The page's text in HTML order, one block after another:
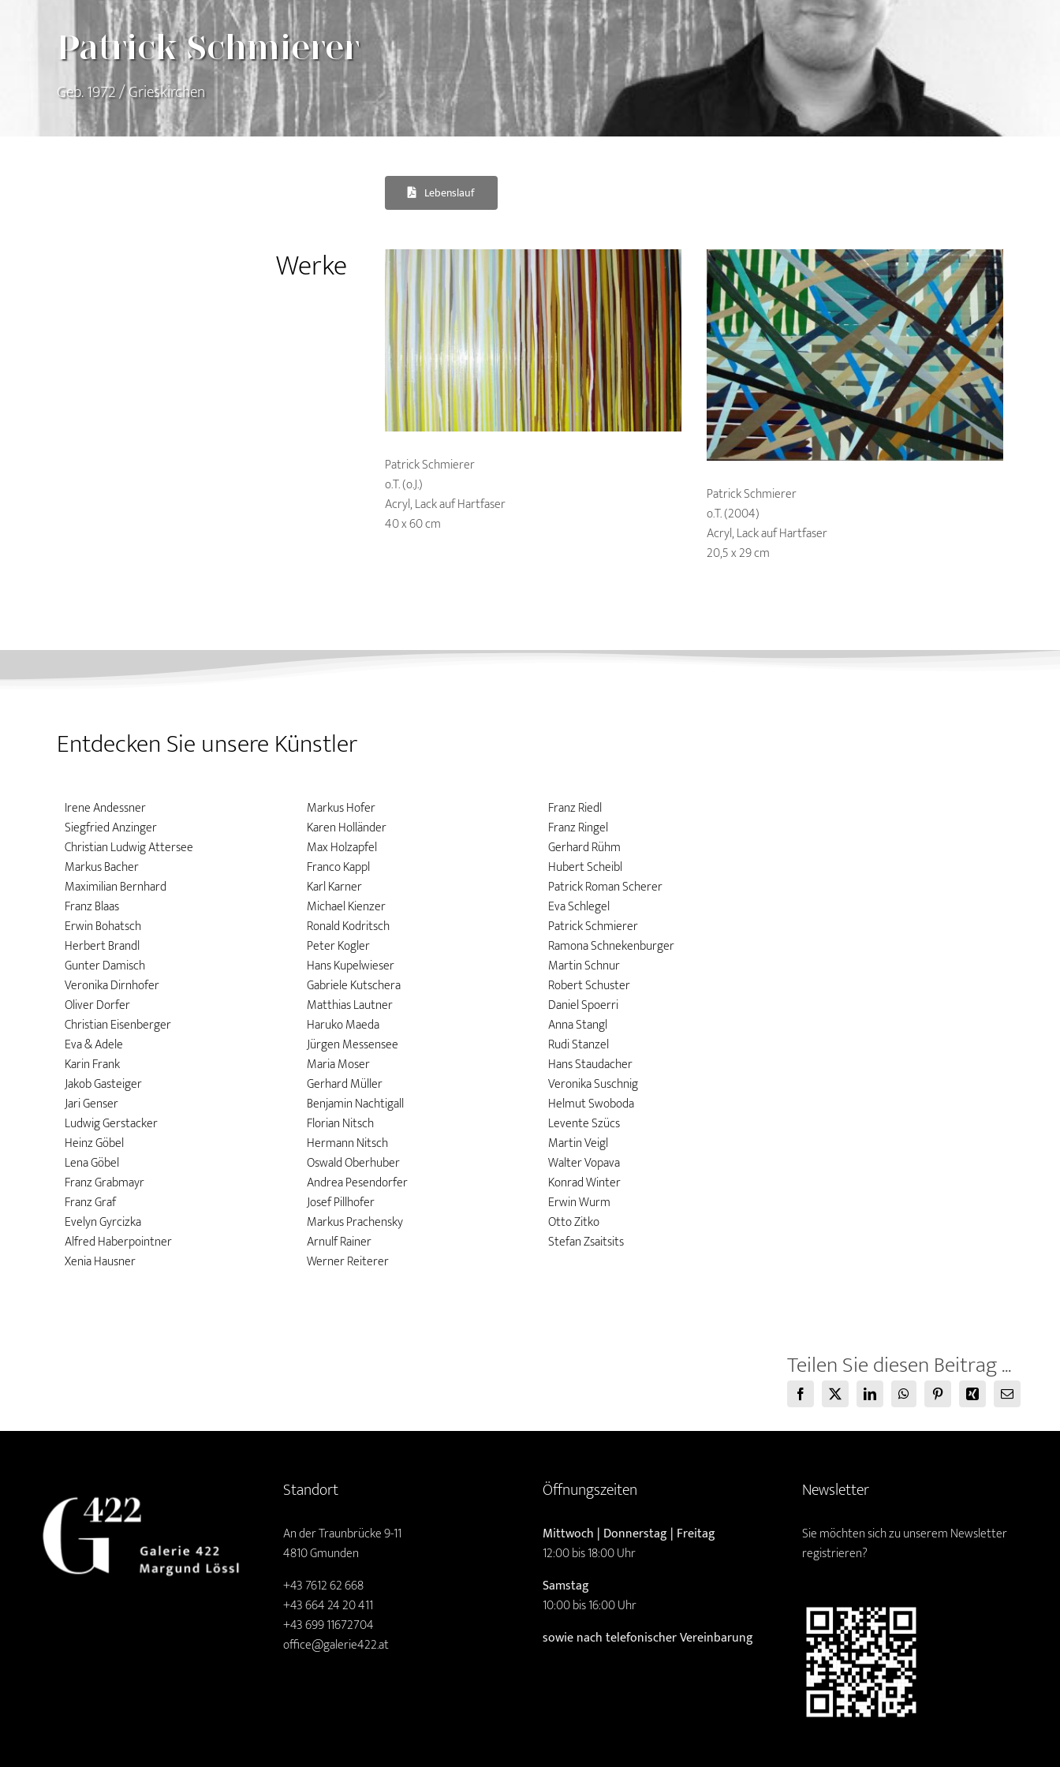
Patrick Schmierer
Geb. 1972 / Grieskirchen
Lebenslauf
Werke
Patrick Schmierer
o.T. (o.J.)
Acryl, Lack auf Hartfaser
40 x 60 cm
Patrick Schmierer
o.T. (2004)
Acryl, Lack auf Hartfaser
20,5 x 29 cm
Entdecken Sie unsere Künstler
Irene Andessner
Siegfried Anzinger
Christian Ludwig Attersee
Markus Bacher
Maximilian Bernhard
Franz Blaas
Erwin Bohatsch
Herbert Brandl
Gunter Damisch
Veronika Dirnhofer
Oliver Dorfer
Christian Eisenberger
Eva & Adele
Karin Frank
Jakob Gasteiger
Jari Genser
Ludwig Gerstacker
Heinz Göbel
Lena Göbel
Franz Grabmayr
Franz Graf
Evelyn Gyrcizka
Alfred Haberpointner
Xenia Hausner
Markus Hofer
Karen Holländer
Max Holzapfel
Franco Kappl
Karl Karner
Michael Kienzer
Ronald Kodritsch
Peter Kogler
Hans Kupelwieser
Gabriele Kutschera
Matthias Lautner
Haruko Maeda
Jürgen Messensee
Maria Moser
Gerhard Müller
Benjamin Nachtigall
Florian Nitsch
Hermann Nitsch
Oswald Oberhuber
Andrea Pesendorfer
Josef Pillhofer
Markus Prachensky
Arnulf Rainer
Werner Reiterer
Franz Riedl
Franz Ringel
Gerhard Rühm
Hubert Scheibl
Patrick Roman Scherer
Eva Schlegel
Patrick Schmierer
Ramona Schnekenburger
Martin Schnur
Robert Schuster
Daniel Spoerri
Anna Stangl
Rudi Stanzel
Hans Staudacher
Veronika Suschnig
Helmut Swoboda
Levente Szücs
Martin Veigl
Walter Vopava
Konrad Winter
Erwin Wurm
Otto Zitko
Stefan Zsaitsits
Teilen Sie diesen Beitrag ...
Facebook
X LinkedInWhatsAppPinterestXing
E-
Standort
An der Traunbrücke 9-11
4810 Gmunden
+43 7612 62 668
+43 664 24 20 411
+43 699 11672704
office@galerie422.at
Öffnungszeiten
Mittwoch | Donnerstag | Freitag
12:00 bis 18:00 Uhr
Samstag
10:00 bis 16:00 Uhr
sowie nach telefonischer Vereinbarung
Newsletter
Sie möchten sich zu unserem Newsletter
registrieren?